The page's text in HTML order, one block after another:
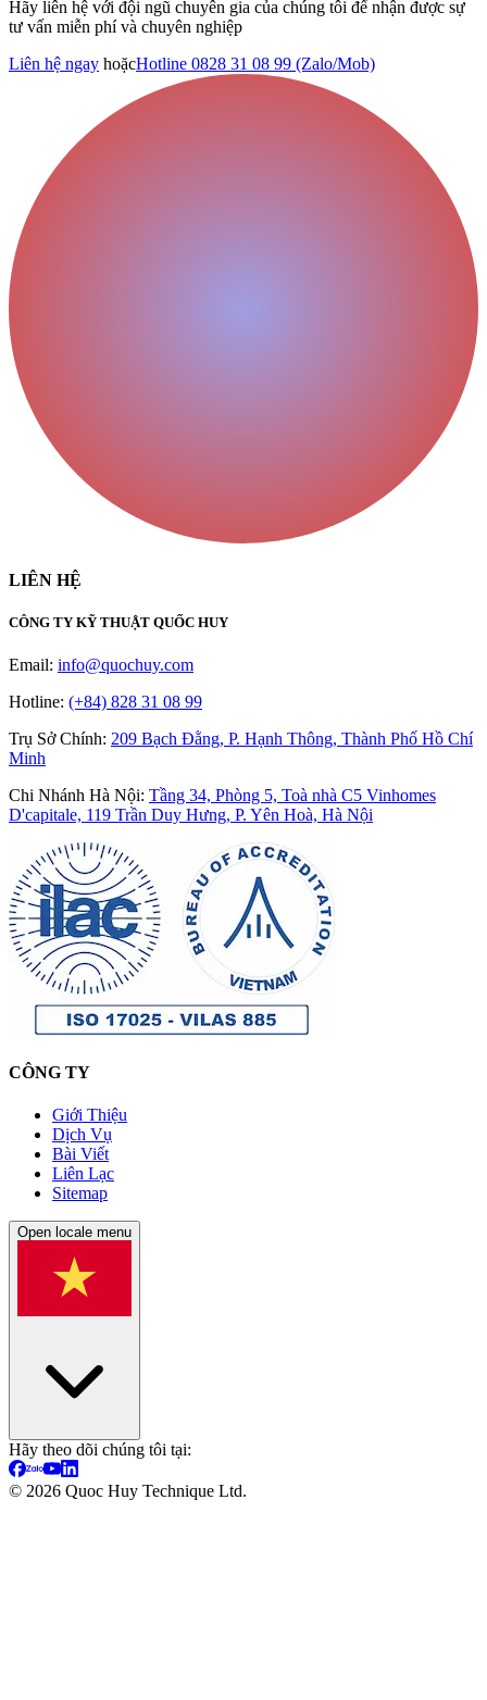
Hãy liên hệ với đội ngũ chuyên gia của chúng tôi để nhận được sự
tư vấn miễn phí và chuyên nghiệp
Liên hệ ngay hoặcHotline 0828 31 08 99 (Zalo/Mob)
LIÊN HỆ
CÔNG TY KỸ THUẬT QUỐC HUY
Email: info@quochuy.com
Hotline: (+84) 828 31 08 99
Trụ Sở Chính: 209 Bạch Đằng, P. Hạnh Thông, Thành Phố Hồ Chí
Minh
Chi Nhánh Hà Nội: Tầng 34, Phòng 5, Toà nhà C5 Vinhomes
D'capitale, 119 Trần Duy Hưng, P. Yên Hoà, Hà Nội
CÔNG TY
Giới Thiệu
Dịch Vụ
Bài Viết
Liên Lạc
Sitemap
Open locale menu
Hãy theo dõi chúng tôi tại:
© 2026 Quoc Huy Technique Ltd.